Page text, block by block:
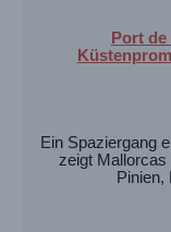
Port
Ein Spaziergang
zeigt